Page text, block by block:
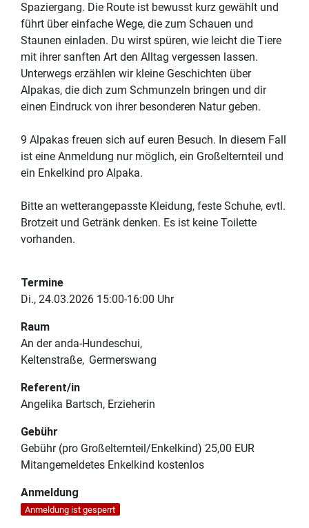
Spaziergang. Die Route ist bewusst kurz gewählt und
führt über einfache Wege, die zum Schauen und
Staunen einladen. Du wirst spüren, wie leicht die Tiere
mit ihrer sanften Art den Alltag vergessen lassen.
Unterwegs erzählen wir kleine Geschichten über
Alpakas, die dich zum Schmunzeln bringen und dir
einen Eindruck von ihrer besonderen Natur geben.
9 Alpakas freuen sich auf euren Besuch. In diesem Fall
ist eine Anmeldung nur möglich, ein Großelternteil und
ein Enkelkind pro Alpaka.
Bitte an wetterangepasste Kleidung, feste Schuhe, evtl.
Brotzeit und Getränk denken. Es ist keine Toilette
vorhanden.
Termine
Di., 24.03.2026 15:00-16:00 Uhr
Raum
An der anda-Hundeschui
Keltenstraße Germerswang
Referent/in
Angelika Bartsch, Erzieherin
Gebühr
Gebühr (pro Großelternteil/Enkelkind) 25,00 EUR
Mitangemeldetes Enkelkind kostenlos
Anmeldung
Anmeldung ist gesperrt